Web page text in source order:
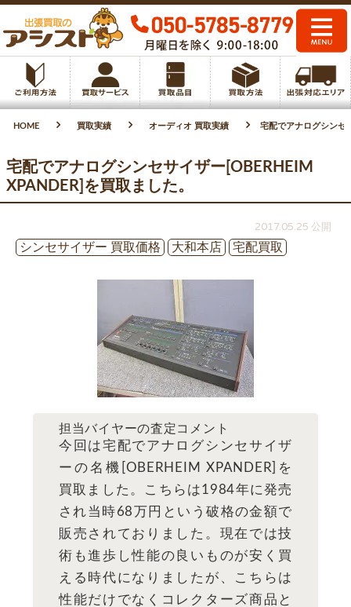
HOME 買取実績 オーディオ 買取実績 宅配でアナログシンセ
宅配でアナログシンセサイザー[OBERHEIM
XPANDER]を買取ました。
2017.05.25 公開
シンセサイザー 買取価格
大和本店 宅配買取
担当バイヤーの査定コメント
今回は宅配でアナログシンセサイザ
ーの名機[OBERHEIM XPANDER]を
買取ました。こちらは1984年に発売
され当時68万円という破格の金額で
販売されておりました。現在では技
術も進歩し性能の良いものが安く買
える時代になりましたが、こちらは
性能だけでなくコレクターズ商品と